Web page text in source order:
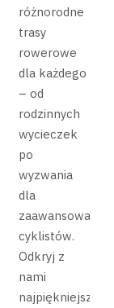
różnorodne
trasy
rowerowe
dla każdego
– od
rodzinnych
wycieczek
po
wyzwania
dla
cyklistów.
Odkryj z
nami
najpiękniejsze